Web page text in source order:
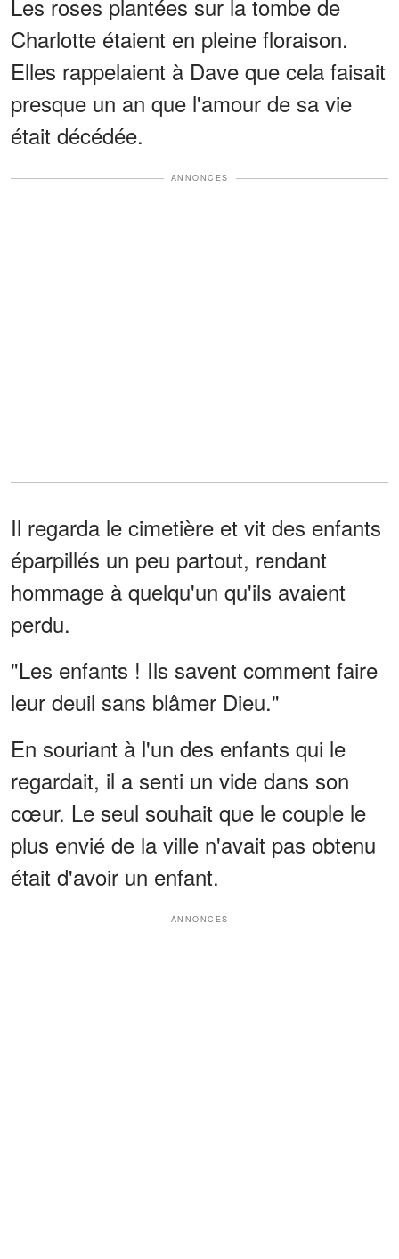
Les roses plantées sur la tombe de
Charlotte étaient en pleine floraison.
Elles rappelaient à Dave que cela faisait
presque un an que l'amour de sa vie
était décédée.
ANNONCES
Il regarda le cimetière et vit des enfants
éparpillés un peu partout, rendant
hommage à quelqu'un qu'ils avaient
perdu.
"Les enfants ! Ils savent comment faire
leur deuil sans blâmer Dieu."
En souriant à l'un des enfants qui le
regardait, il a senti un vide dans son
cœur. Le seul souhait que le couple le
plus envié de la ville n'avait pas obtenu
était d'avoir un enfant.
ANNONCES